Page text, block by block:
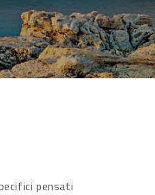
pensati